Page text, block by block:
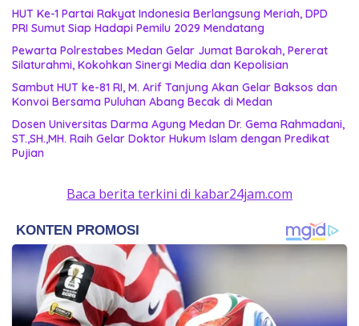
HUT Ke-1 Partai Rakyat Indonesia Berlangsung Meriah, DPD
PRI Sumut Siap Hadapi Pemilu 2029 Mendatang
Pewarta Polrestabes Medan Gelar Jumat Barokah, Pererat
Silaturahmi, Kokohkan Sinergi Media dan Kepolisian
‎Sambut HUT ke-81 RI, M. Arif Tanjung Akan Gelar Baksos dan
Konvoi Bersama Puluhan Abang Becak di Medan
Dosen Universitas Darma Agung Medan Dr. Gema Rahmadani,
ST.,SH.,MH. Raih Gelar Doktor Hukum Islam dengan Predikat
Pujian
Baca berita terkini di kabar24jam.com